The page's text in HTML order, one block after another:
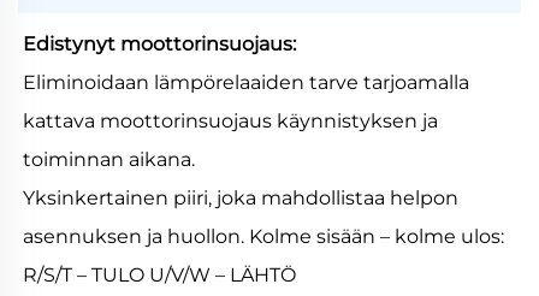
Edistynyt moottorinsuojaus:
Eliminoidaan lämpörelaaiden tarve tarjoamalla
kattava moottorinsuojaus käynnistyksen ja
toiminnan aikana.
Yksinkertainen piiri, joka mahdollistaa helpon
asennuksen ja huollon. Kolme sisään – kolme ulos:
R/S/T – TULO U/V/W – LÄHTÖ